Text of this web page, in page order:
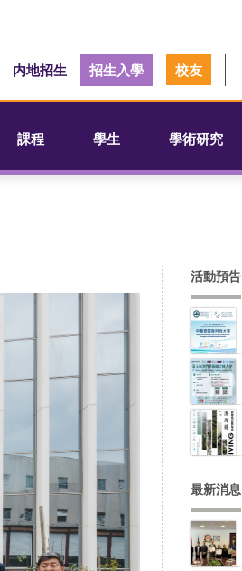
内地招生 招生入學 校友
課程 學生 學術研究
活動預告
最新消息